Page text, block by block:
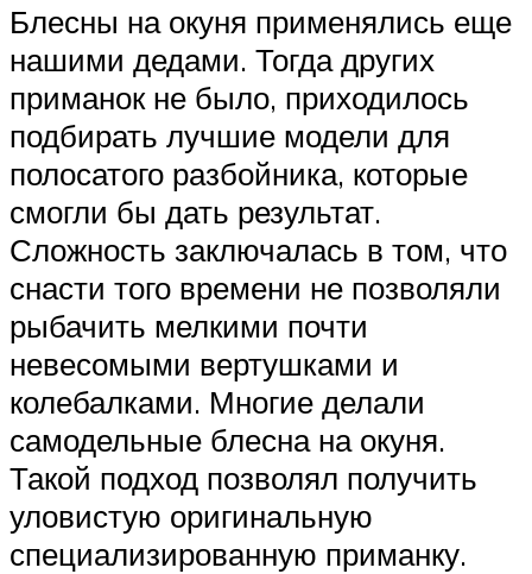
Блесны на окуня применялись еще
нашими дедами. Тогда других
приманок не было, приходилось
подбирать лучшие модели для
полосатого разбойника, которые
смогли бы дать результат.
Сложность заключалась в том, что
снасти того времени не позволяли
рыбачить мелкими почти
невесомыми вертушками и
колебалками. Многие делали
самодельные блесна на окуня.
Такой подход позволял получить
уловистую оригинальную
специализированную приманку.